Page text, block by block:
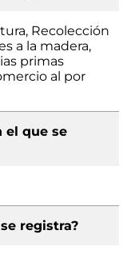
Recolección
a la madera,
primas
al por
el que se
registra?